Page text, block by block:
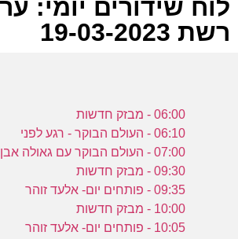
רשת 19-03-2023
06:00 - מבזק חדשות
06:10 - העולם הבוקר - רגע לפני
07:00 - העולם הבוקר עם גאולה אבן סער
09:30 - מבזק חדשות
09:35 - פותחים יום- אלעד זוהר
10:00 - מבזק חדשות
10:05 - פותחים יום- אלעד זוהר